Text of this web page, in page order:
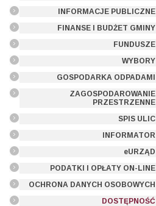
INFORMACJE PUBLICZNE
FINANSE I BUDŻET GMINY
FUNDUSZE
WYBORY
GOSPODARKA ODPADAMI
ZAGOSPODAROWANIE
PRZESTRZENNE
SPIS ULIC
INFORMATOR
eURZĄD
PODATKI I OPŁATY ON-LINE
OCHRONA DANYCH OSOBOWYCH
DOSTĘPNOŚĆ